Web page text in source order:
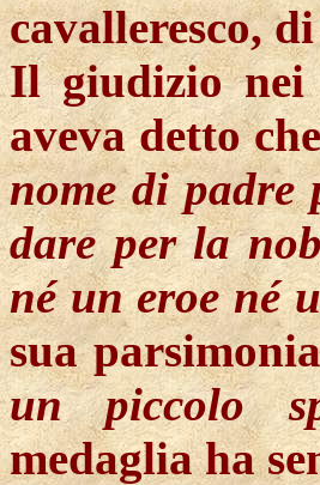
cavalleresco,
Il giudizio nei
aveva detto
nome di padre
dare per la
né un eroe né
sua
un piccolo
medaglia ha